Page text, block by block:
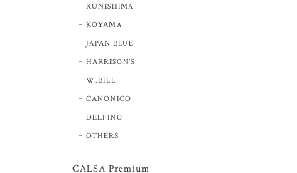
KUNISHIMA
KOYAMA
JAPAN BLUE
HARRISON’S
W.BILL
CANONICO
DELFINO
OTHERS
CALSA Premium